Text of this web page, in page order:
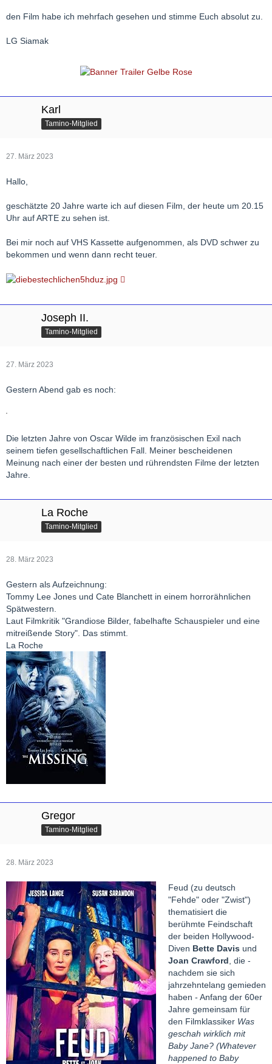
den Film habe ich mehrfach gesehen und stimme Euch absolut zu.
LG Siamak
Karl
Tamino-Mitglied
27. März 2023
Hallo,
geschätzte 20 Jahre warte ich auf diesen Film, der heute um 20.15
Uhr auf ARTE zu sehen ist.
Bei mir noch auf VHS Kassette aufgenommen, als DVD schwer zu
bekommen und wenn dann recht teuer.
Joseph II.
Tamino-Mitglied
27. März 2023
Gestern Abend gab es noch:
Die letzten Jahre von Oscar Wilde im französischen Exil nach
seinem tiefen gesellschaftlichen Fall. Meiner bescheidenen
Meinung nach einer der besten und rührendsten Filme der letzten
Jahre.
La Roche
Tamino-Mitglied
28. März 2023
Gestern als Aufzeichnung:
Tommy Lee Jones und Cate Blanchett in einem horrorähnlichen
Spätwestern.
Laut Filmkritik "Grandiose Bilder, fabelhafte Schauspieler und eine
mitreißende Story". Das stimmt.
La Roche
Gregor
Tamino-Mitglied
28. März 2023
Feud (zu deutsch
"Fehde" oder "Zwist")
thematisiert die
berühmte Feindschaft
der beiden Hollywood-
Diven Bette Davis und
Joan Crawford, die -
nachdem sie sich
jahrzehntelang gemieden
haben - Anfang der 60er
Jahre gemeinsam für
den Filmklassiker Was
geschah wirklich mit
Baby Jane? (Whatever
happened to Baby